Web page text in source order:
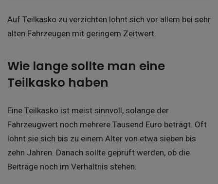
Auf Teilkasko zu verzichten lohnt sich vor allem bei sehr
alten Fahrzeugen mit geringem Zeitwert.
Wie lange sollte man eine
Teilkasko haben
Eine Teilkasko ist meist sinnvoll, solange der
Fahrzeugwert noch mehrere Tausend Euro beträgt. Oft
lohnt sie sich bis zu einem Alter von etwa sieben bis
zehn Jahren. Danach sollte geprüft werden, ob die
Beiträge noch im Verhältnis stehen.